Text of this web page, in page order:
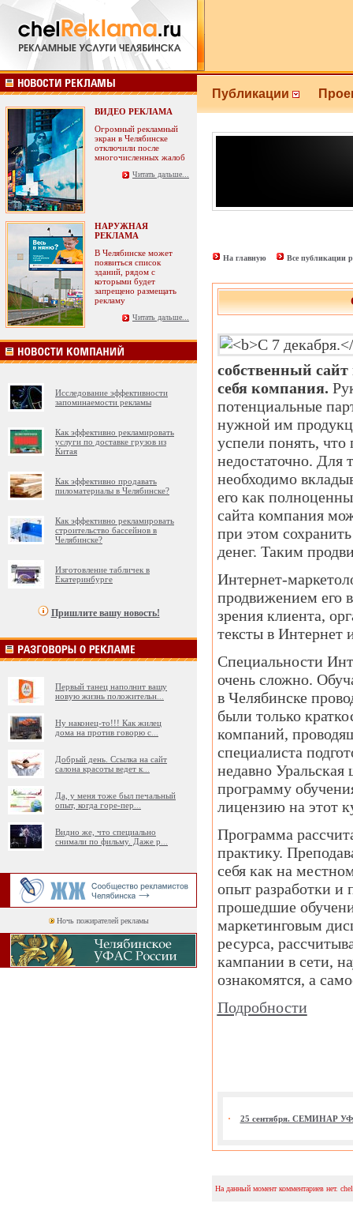
ВИДЕО РЕКЛАМА
Огромный рекламный
экран в Челябинске
отключили после
многочисленных жалоб
Читать дальше...
НАРУЖНАЯ
РЕКЛАМА
В Челябинске может
появиться список
зданий, рядом с
которыми будет
запрещено размещать
рекламу
Читать дальше...
Исследование эффективности
запоминаемости рекламы
Как эффективно рекламировать
услуги по доставке грузов из
Китая
Как эффективно продавать
пиломатериалы в Челябинске?
Как эффективно рекламировать
строительство бассейнов в
Челябинске?
Изготовление табличек в
Екатеринбурге
Пришлите вашу новость!
Первый танец наполнит вашу
новую жизнь положительн
Ну наконец-то!!! Как жилец
дома на против говорю с
Добрый день. Ссылка на сайт
салона красоты ведет к
Да, у меня тоже был печальный
опыт, когда горе-пер
Видно же, что специально
снимали по фильму. Даже р
Ночь пожирателей рекламы
Публикации
На главную Все публикации
собственный
себя компания.
потенциальные
нужной им
успели понять,
недостаточно. Для
необходимо
его как
сайта компания
при этом
денег. Таким
Интернет-
продвижением его
зрения клиента,
тексты в Интернет
Специальности
очень сложно.
в Челябинске
были только
компаний,
специалиста
недавно Уральская
программу
лицензию на этот
Программа
практику.
себя как на
опыт разработки и
прошедшие
маркетинговым
ресурса,
кампании в сети,
ознакомятся, а
Подробности
25 сентября. СЕМИНАР
На данный момент комментариев нет.